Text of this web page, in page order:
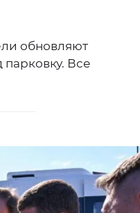
обновляют
Все